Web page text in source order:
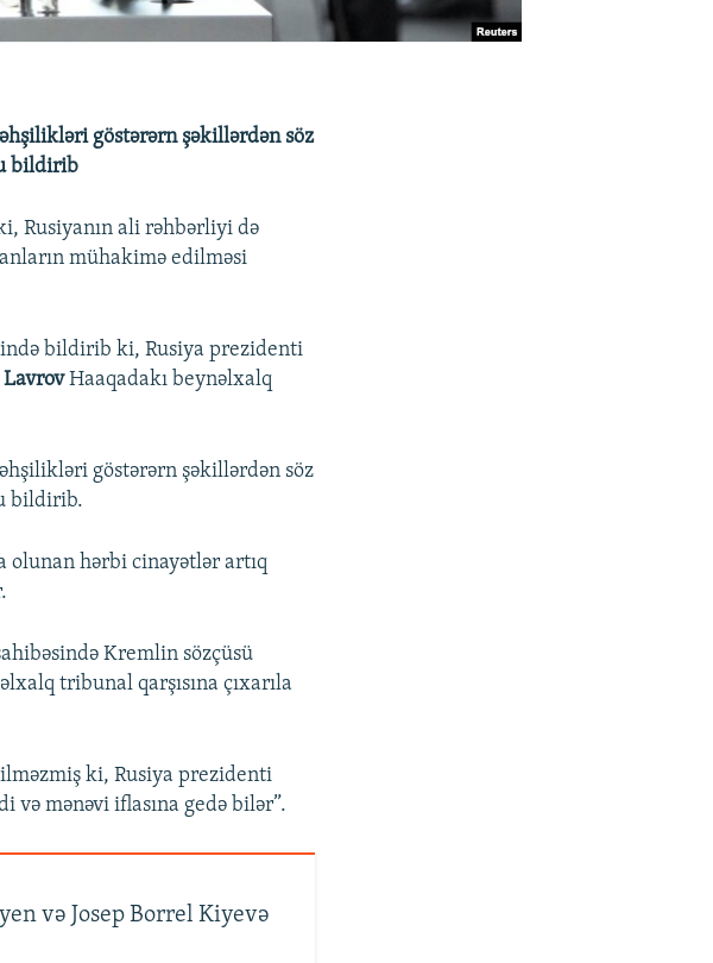
göstərərn şəkillərdən söz
bildirib
Rusiyanın ali rəhbərliyi də
mühakimə edilməsi
bildirib ki, Rusiya prezidenti
LavrovHaaqadakı beynəlxalq
göstərərn şəkillərdən söz
bildirib.
hərbi cinayətlər artıq
Kremlin sözçüsü
tribunal qarşısına çıxarıla
ki, Rusiya prezidenti
mənəvi iflasına gedə bilər”.
və Josep Borrel Kiyevə